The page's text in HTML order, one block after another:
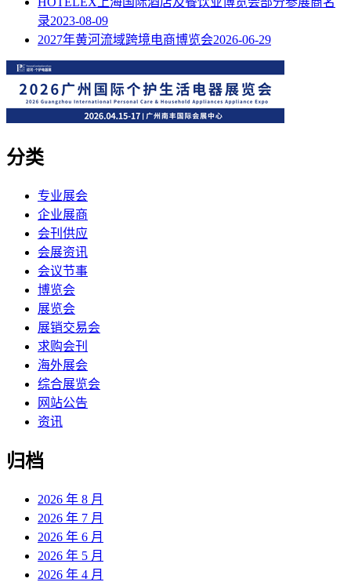
录2023-08-09
2027年黄河流域跨境电商博览会2026-06-29
分类
专业展会
企业展商
会刊供应
会展资讯
会议节事
博览会
展览会
展销交易会
求购会刊
海外展会
综合展览会
网站公告
资讯
归档
2026 年 8 月
2026 年 7 月
2026 年 6 月
2026 年 5 月
2026 年 4 月